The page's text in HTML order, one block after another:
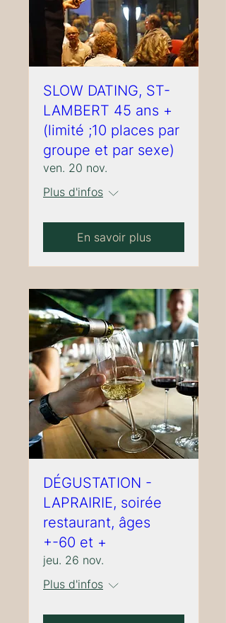
SLOW DATING, ST-
LAMBERT 45 ans +
(limité ;10 places par
groupe et par sexe)
ven. 20 nov.
Plus d'infos
En savoir plus
DÉGUSTATION -
LAPRAIRIE, soirée
restaurant, âges
+-60 et +
jeu. 26 nov.
Plus d'infos